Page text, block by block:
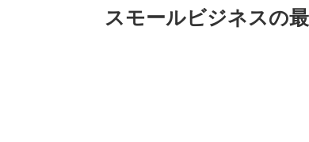
スモールビジネスの